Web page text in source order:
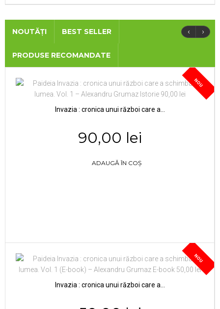
NOUTĂȚI BEST SELLER
PRODUSE RECOMANDATE
‹ ›
NOU
Invazia : cronica unui război care a...
90,00 lei
ADAUGĂ ÎN COȘ
NOU
Invazia : cronica unui război care a...